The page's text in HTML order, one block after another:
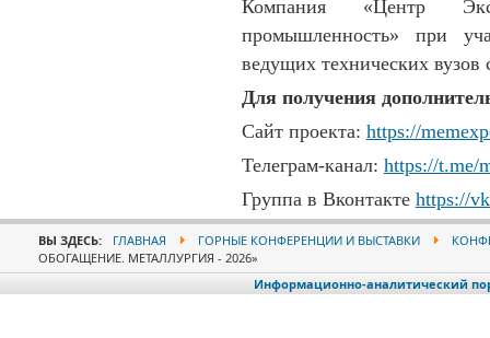
Компания «Центр
промышленность» при
ведущих технических вузов
Для получения
Сайт проекта: https://
Телеграм-канал: https://t.me/
Группа в Вконтакте https://
ВЫ ЗДЕСЬ: ГЛАВНАЯ ГОРНЫЕ КОНФЕРЕНЦИИ И ВЫСТАВКИ
ОБОГАЩЕНИЕ. МЕТАЛЛУРГИЯ - 2026»
Информационно-аналитический